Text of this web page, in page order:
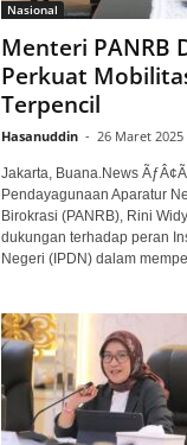
Nasional
Menteri PANRB
Perkuat
Terpencil
Hasanuddin - 26 Maret 2025
Jakarta, Buana.News
Pendayagunaan Aparatur
Birokrasi (PANRB), Rini
dukungan terhadap peran
Negeri (IPDN) dalam